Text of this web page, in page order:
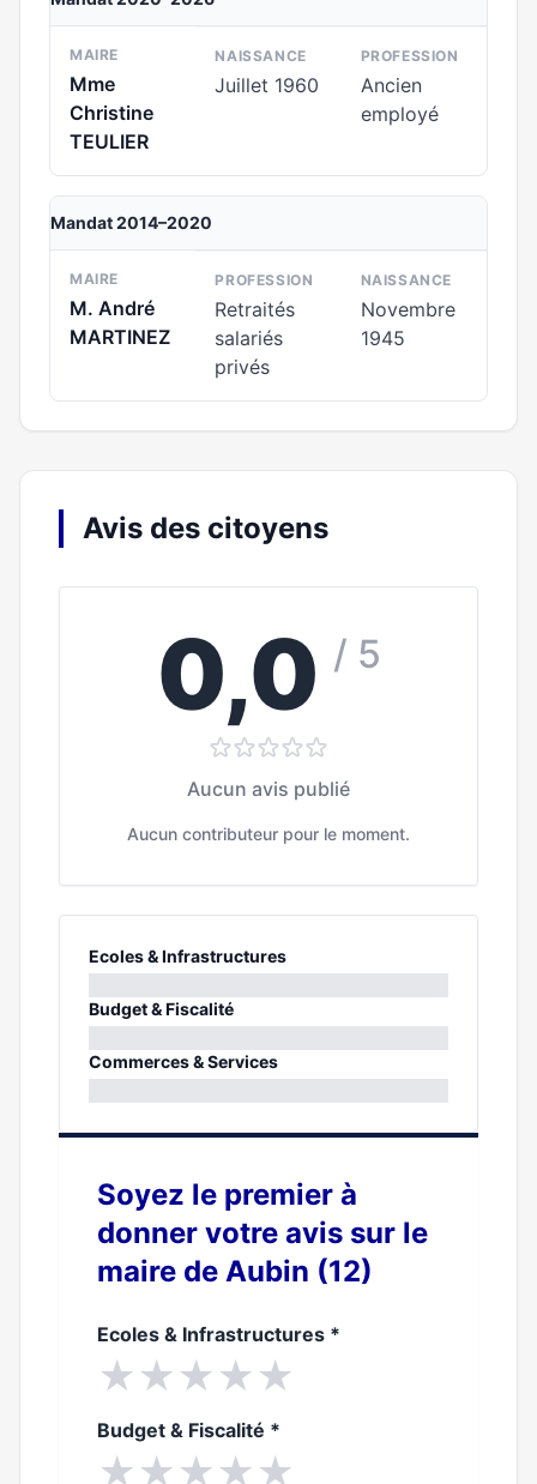
MAIRE
Mme
Christine
TEULIER
NAISSANCE
Juillet 1960
PROFESSION
Ancien
employé
Mandat 2014–2020
MAIRE
M. André
MARTINEZ
PROFESSION
Retraités
salariés
privés
NAISSANCE
Novembre
1945
Avis des citoyens
0,0 / 5
Aucun avis publié
Aucun contributeur pour le moment.
Ecoles & Infrastructures
0%
Budget & Fiscalité
0%
Commerces & Services
Soyez le premier à
donner votre avis sur le
maire de Aubin (12)
Ecoles & Infrastructures *
★★★★★
Budget & Fiscalité *
★★★★★